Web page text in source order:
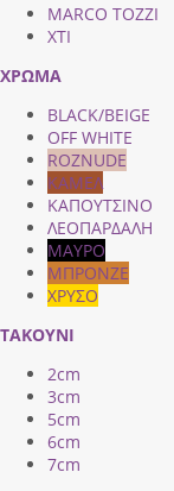
MARCO TOZZI
XTI
ΧΡΩΜΑ
BLACK/BEIGE
OFF WHITE
ROZNUDE
ΚΑΜΕΛ
ΚΑΠΟΥΤΣΙΝΟ
ΛΕΟΠΑΡΔΑΛΗ
ΜΑΥΡΟ
ΜΠΡΟΝΖΕ
ΧΡΥΣΟ
ΤΑΚΟΥΝΙ
2cm
3cm
5cm
6cm
7cm